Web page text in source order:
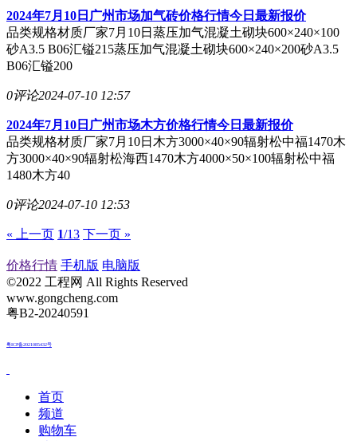
2024年7月10日广州市场加气砖价格行情今日最新报价
品类规格材质厂家7月10日蒸压加气混凝土砌块600×240×100
砂A3.5 B06汇镒215蒸压加气混凝土砌块600×240×200砂A3.5
B06汇镒200
0评论2024-07-10 12:57
2024年7月10日广州市场木方价格行情今日最新报价
品类规格材质厂家7月10日木方3000×40×90辐射松中福1470木
方3000×40×90辐射松海西1470木方4000×50×100辐射松中福
1480木方40
0评论2024-07-10 12:53
« 上一页 1/13 下一页 »
价格行情 手机版 电脑版
©2022 工程网 All Rights Reserved
www.gongcheng.com
粤B2-20240591
粤ICP备2021085432号
首页
频道
购物车